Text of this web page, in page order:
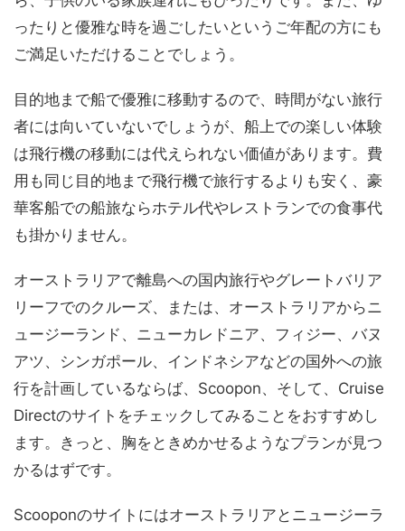
ったりと優雅な時を過ごしたいというご年配の方にも
ご満足いただけることでしょう。
目的地まで船で優雅に移動するので、時間がない旅行
者には向いていないでしょうが、船上での楽しい体験
は飛行機の移動には代えられない価値があります。費
用も同じ目的地まで飛行機で旅行するよりも安く、豪
華客船での船旅ならホテル代やレストランでの食事代
も掛かりません。
オーストラリアで離島への国内旅行やグレートバリア
リーフでのクルーズ、または、オーストラリアからニ
ュージーランド、ニューカレドニア、フィジー、バヌ
アツ、シンガポール、インドネシアなどの国外への旅
行を計画しているならば、Scoopon、そして、Cruise
Directのサイトをチェックしてみることをおすすめし
ます。きっと、胸をときめかせるようなプランが見つ
かるはずです。
Scooponのサイトにはオーストラリアとニュージーラ